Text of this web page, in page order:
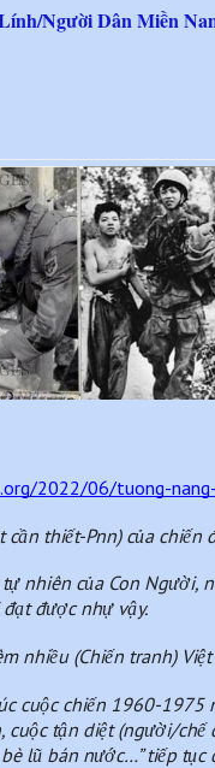
Người Dân Miền
2022/06/tuong-
thiết-Pnn) của chiến
nhiên của Con Người,
được nhự vậy.
nhiều (Chiến tranh)
cuộc chiến 1960-1975
cuộc tận diệt (người/
bè lũ bán nước…” tiếp